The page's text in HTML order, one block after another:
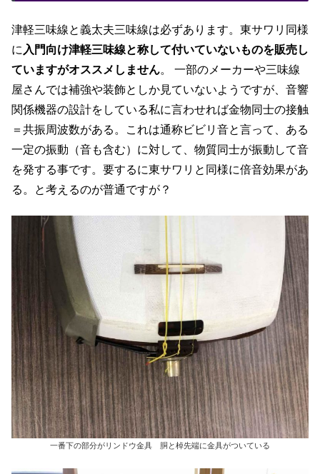
津軽三味線と義太夫三味線は必ずあります。東サワリ同様
に 入門向け津軽三味線と称して付いていないものを販売し
ていますがオススメしません。 一部のメーカーや三味線
屋さんでは補強や装飾としか見ていないようですが、音響
関係機器の設計をしている私に言わせれば金物同士の接触
＝共振周波数がある。これは通称ビビリ音と言って、ある
一定の振動（音も含む）に対して、物質同士が振動して音
を発する事です。要するに東サワリと同様に倍音効果があ
る。と考えるのが普通ですが？
一番下の部分がリンドウ金具 胴と棹先端に金具がついている